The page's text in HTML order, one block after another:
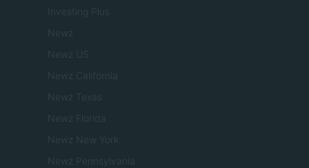
Investing Plus
Newz
Newz US
Newz California
Newz Texas
Newz Florida
Newz New York
Newz Pennsylvania